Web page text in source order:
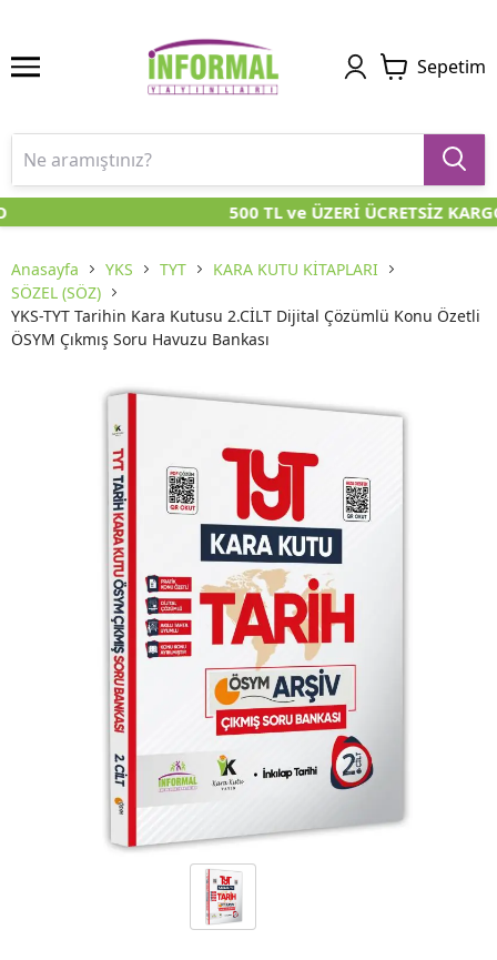
Sepetim
500 TL ve ÜZERİ ÜCRETSİZ KARGO
Anasayfa YKS TYT
KARA KUTU KİTAPLARI
SÖZEL (SÖZ)
YKS-TYT Tarihin Kara Kutusu 2.CİLT Dijital Çözümlü Konu Özetli
ÖSYM Çıkmış Soru Havuzu Bankası